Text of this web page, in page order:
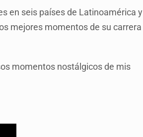
en seis países de Latinoamérica y
mejores momentos de su carrera
momentos nostálgicos de mis